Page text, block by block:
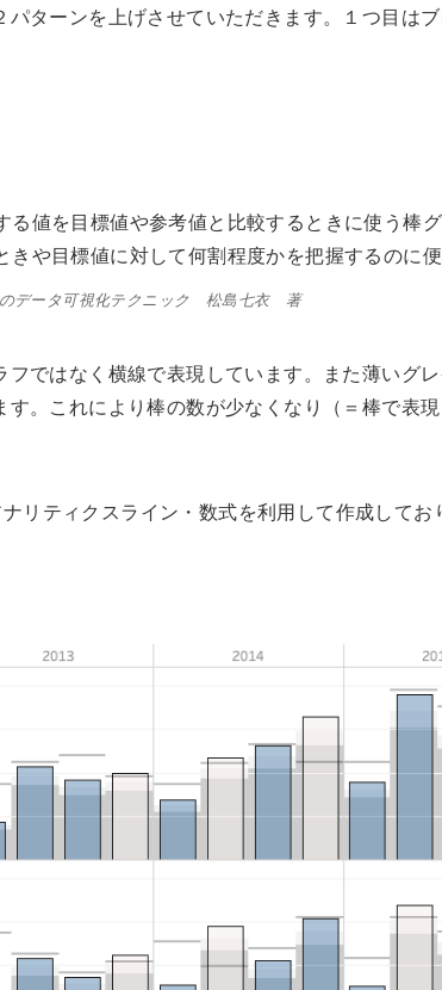
ターンを上げさせていただきます。１つ目は
る値を目標値や参考値と比較するときに使う棒
や目標値に対して何割程度かを把握するのに便
のデータ可視化テクニック 松島七衣 著
ではなく横線で表現しています。また薄いグ
。これにより棒の数が少なくなり（＝棒で表
リティクスライン・数式を利用して作成して